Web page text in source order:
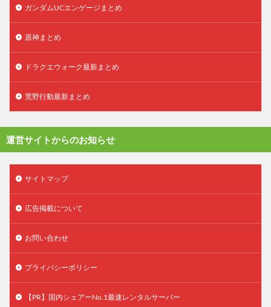
ガンダムUCエンゲージまとめ
原神まとめ
ドラクエウォーク最新まとめ
荒野行動最新まとめ
運営サイトからのお知らせ
サイトマップ
広告掲載について
お問い合わせ
プライバシーポリシー
【PR】国内シェアーNo.1最速レンタルサーバー